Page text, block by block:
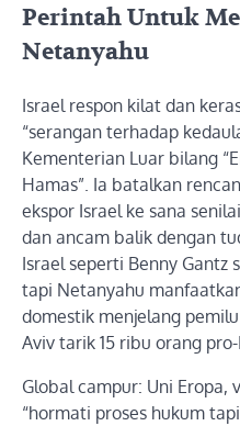
Perintah Untuk
Netanyahu
Israel respon kilat dan
“serangan terhadap
Kementerian Luar bilang
Hamas”. Ia batalkan
ekspor Israel ke sana
dan ancam balik dengan
Israel seperti Benny Gantz
tapi Netanyahu
domestik menjelang
Aviv tarik 15 ribu orang
Global campur: Uni Eropa,
“hormati proses hukum